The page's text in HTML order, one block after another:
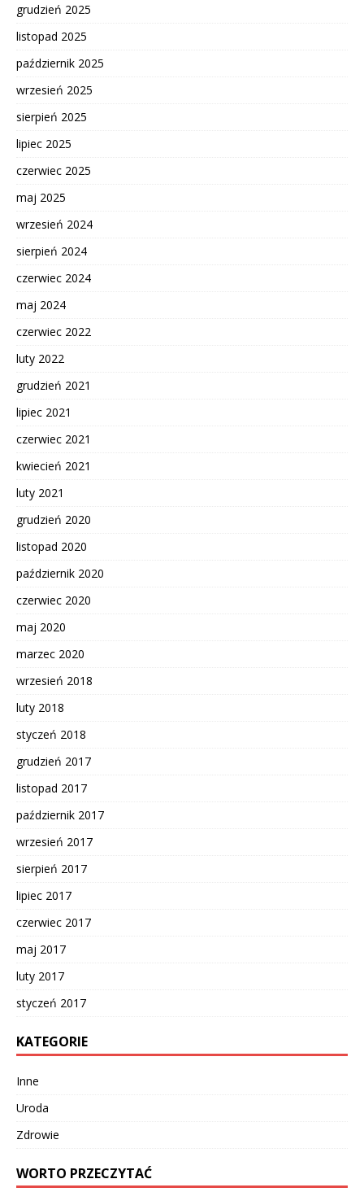
grudzień 2025
listopad 2025
październik 2025
wrzesień 2025
sierpień 2025
lipiec 2025
czerwiec 2025
maj 2025
wrzesień 2024
sierpień 2024
czerwiec 2024
maj 2024
czerwiec 2022
luty 2022
grudzień 2021
lipiec 2021
czerwiec 2021
kwiecień 2021
luty 2021
grudzień 2020
listopad 2020
październik 2020
czerwiec 2020
maj 2020
marzec 2020
wrzesień 2018
luty 2018
styczeń 2018
grudzień 2017
listopad 2017
październik 2017
wrzesień 2017
sierpień 2017
lipiec 2017
czerwiec 2017
maj 2017
luty 2017
styczeń 2017
KATEGORIE
Inne
Uroda
Zdrowie
WORTO PRZECZYTAĆ